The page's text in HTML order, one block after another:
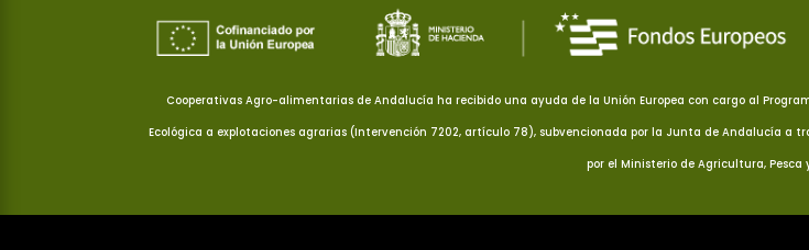
Cooperativas Agro-alimentarias de Andalucía ha recibido una ayuda de la Unión Europea con cargo al
Ecológica a explotaciones agrarias (Intervención 7202, artículo 78), subvencionada por la Junta de Andalucía a
por el Ministerio de Agricultura, Pesca